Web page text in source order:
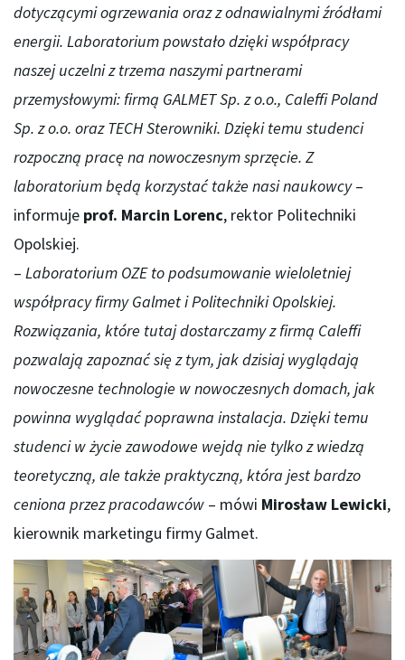
dotyczącymi ogrzewania oraz z odnawialnymi źródłami
energii. Laboratorium powstało dzięki współpracy
naszej uczelni z trzema naszymi partnerami
przemysłowymi: firmą GALMET Sp. z o.o., Caleffi Poland
Sp. z o.o. oraz TECH Sterowniki. Dzięki temu studenci
rozpoczną pracę na nowoczesnym sprzęcie. Z
laboratorium będą korzystać także nasi naukowcy–
informuje prof. Marcin Lorenc, rektor Politechniki
Opolskiej.
– Laboratorium OZE to podsumowanie wieloletniej
współpracy firmy Galmet i Politechniki Opolskiej.
Rozwiązania, które tutaj dostarczamy z firmą Caleffi
pozwalają zapoznać się z tym, jak dzisiaj wyglądają
nowoczesne technologie w nowoczesnych domach, jak
powinna wyglądać poprawna instalacja. Dzięki temu
studenci w życie zawodowe wejdą nie tylko z wiedzą
teoretyczną, ale także praktyczną, która jest bardzo
ceniona przez pracodawców – mówi Mirosław Lewicki,
kierownik marketingu firmy Galmet.